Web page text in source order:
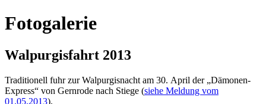
Fotogalerie
Walpurgisfahrt 2013
Traditionell fuhr zur Walpurgisnacht am 30. April der „Dämonen-
Express“ von Gernrode nach Stiege (siehe Meldung vom
01.05.2013).